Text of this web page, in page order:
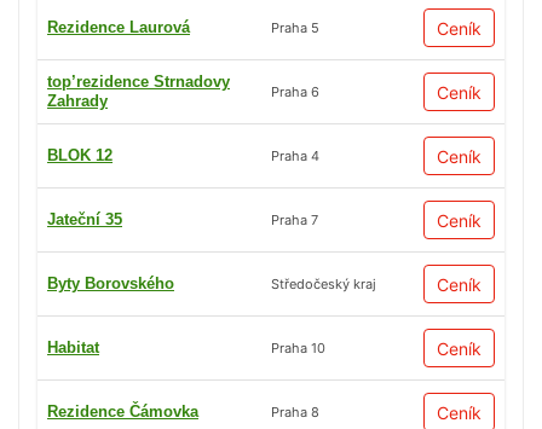
Rezidence Laurová Praha 5 Ceník
top’rezidence Strnadovy
Zahrady
Praha 6 Ceník
BLOK 12 Praha 4 Ceník
Jateční 35 Praha 7 Ceník
Byty Borovského Středočeský kraj Ceník
Habitat Praha 10 Ceník
Rezidence Čámovka Praha 8 Ceník